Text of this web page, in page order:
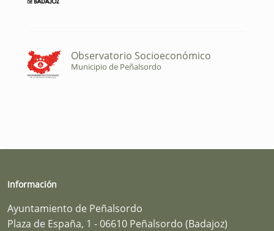
Observatorio Socioeconómico
Municipio de Peñalsordo
Información
Ayuntamiento de Peñalsordo
Plaza de España, 1 - 06610 Peñalsordo (Badajoz)